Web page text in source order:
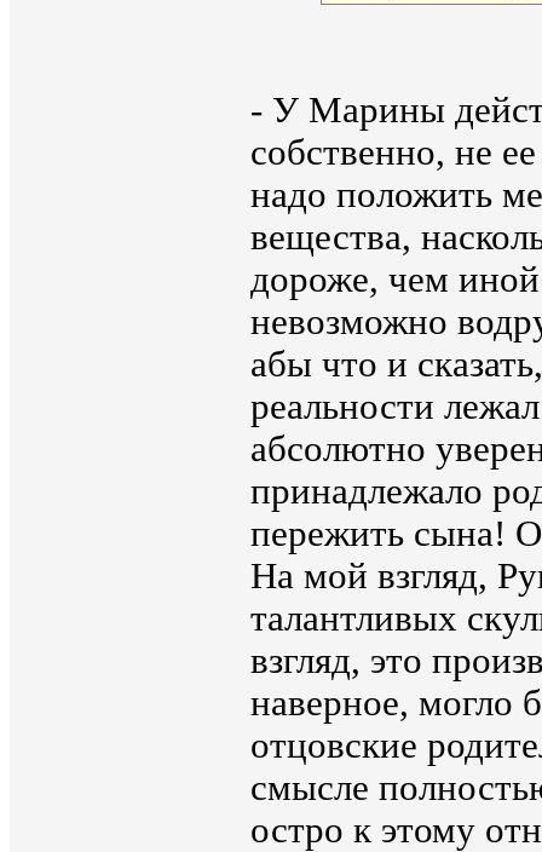
- У Марины
собственно, не
надо положить
вещества,
дороже, чем
невозможно
абы что и
реальности
абсолютно
принадлежало
пережить сына!
На мой взгляд,
талантливых
взгляд, это
наверное, могло
отцовские
смысле
остро к этому